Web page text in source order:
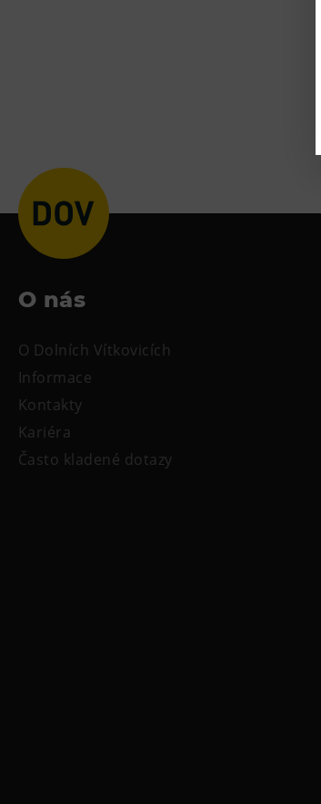
O nás
O Dolních Vítkovicích
Informace
Kontakty
Kariéra
Často kladené dotazy